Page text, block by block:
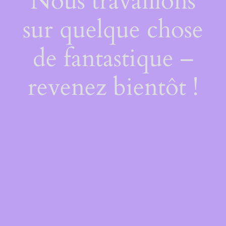
sur quelque chose
de fantastique –
revenez bientôt !